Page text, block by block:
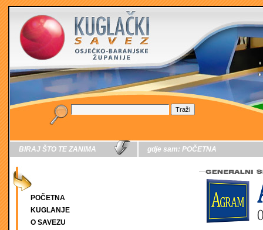
BIRAJ ŠTO TE ZANIMA
POČETNA
KUGLANJE
O SAVEZU
gdje sam: POČETNA